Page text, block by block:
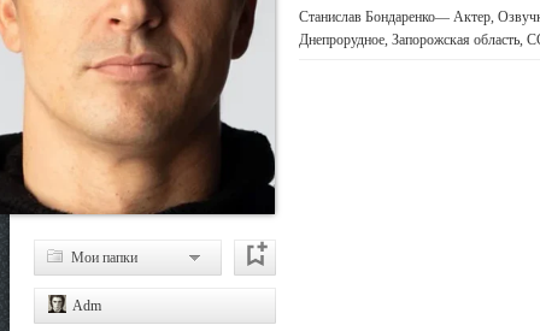
Мои папки
Adm
Станислав Бондаренко— Актер,
Днепрорудное, Запорожская область,